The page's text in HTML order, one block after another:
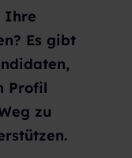
Ihre
Es gibt
Profil
zu